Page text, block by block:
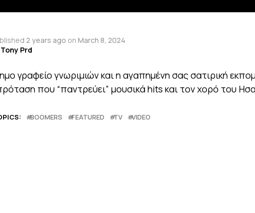
2 years ago on March 8, 2024
Tony Prd
γραφείο γνωριμιών και η αγαπημένη σας σατιρική
που “παντρεύει” μουσικά hits και τον χορό του
BOOMERS FEATURED TV VIDEO